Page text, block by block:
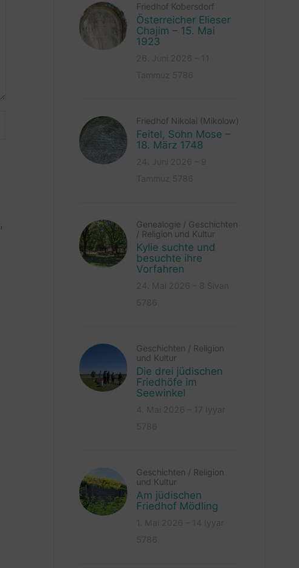
,
Friedhof Kobersdorf
Österreicher Elieser
Chajim – 15. Mai
1923
Friedhof Nikolai (Mikolow)
Feitel, Sohn Mose –
18. März 1748
Genealogie / Geschichten
/ Religion und Kultur
Kylie suchte und
besuchte ihre
Vorfahren
Geschichten / Religion
und Kultur
Die drei jüdischen
Friedhöfe im
Seewinkel
Geschichten / Religion
und Kultur
Am jüdischen
Friedhof Mödling